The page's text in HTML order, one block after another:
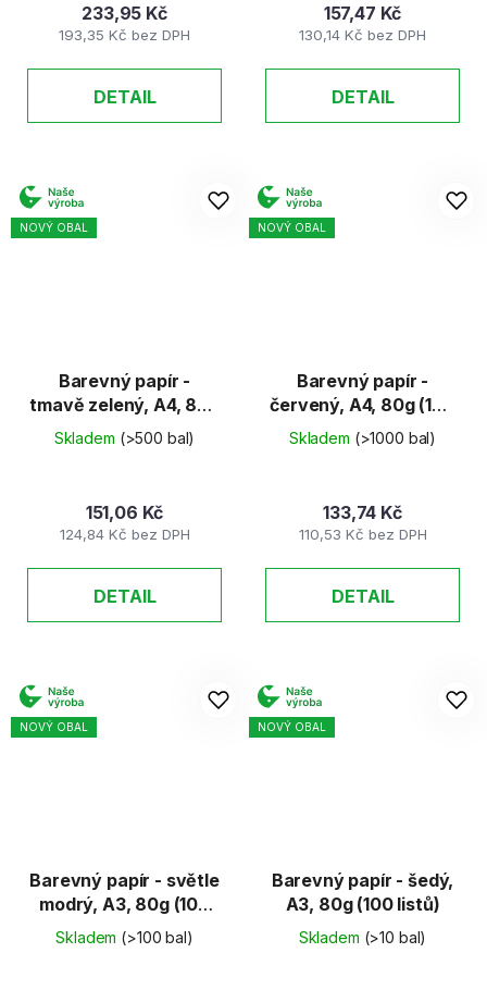
193,35 Kč bez DPH
233,95 Kč
DETAIL
130,14 Kč bez DPH
157,47 Kč
DETAIL
NOVÝ OBAL
Barevný papír -
tmavě zelený, A4, 80g
(100 listů)
Skladem (>500 bal)
124,84 Kč bez DPH
151,06 Kč
DETAIL
NOVÝ OBAL
Barevný papír -
červený, A4, 80g (100
listů)
Skladem (>1000 bal)
110,53 Kč bez DPH
133,74 Kč
DETAIL
NOVÝ OBAL
Barevný papír - světle
modrý, A3, 80g (100
listů)
Skladem (>100 bal)
NOVÝ OBAL
Barevný papír - šedý,
A3, 80g (100 listů)
Skladem (>10 bal)